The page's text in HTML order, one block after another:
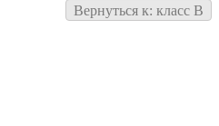
Вернуться к: класс B